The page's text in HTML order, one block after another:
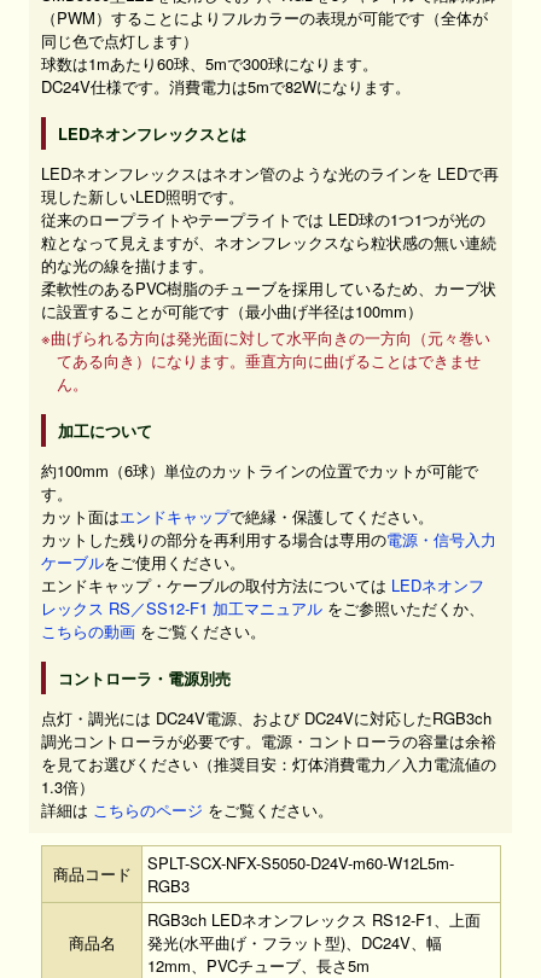
（PWM）することによりフルカラーの表現が可能です（全体が
同じ色で点灯します）
球数は1mあたり60球、5mで300球になります。
DC24V仕様です。消費電力は5mで82Wになります。
LEDネオンフレックスとは
LEDネオンフレックスはネオン管のような光のラインを LEDで再
現した新しいLED照明です。
従来のロープライトやテープライトでは LED球の1つ1つが光の
粒となって見えますが、ネオンフレックスなら粒状感の無い連続
的な光の線を描けます。
柔軟性のあるPVC樹脂のチューブを採用しているため、カーブ状
に設置することが可能です（最小曲げ半径は100mm）
※曲げられる方向は発光面に対して水平向きの一方向（元々巻い
てある向き）になります。垂直方向に曲げることはできませ
ん。
加工について
約100mm（6球）単位のカットラインの位置でカットが可能で
す。
カット面はエンドキャップで絶縁・保護してください。
カットした残りの部分を再利用する場合は専用の電源・信号入力
ケーブルをご使用ください。
エンドキャップ・ケーブルの取付方法については LEDネオンフ
レックス RS／SS12-F1 加工マニュアル をご参照いただくか、
こちらの動画 をご覧ください。
コントローラ・電源別売
点灯・調光には DC24V電源、および DC24Vに対応したRGB3ch
調光コントローラが必要です。電源・コントローラの容量は余裕
を見てお選びください（推奨目安：灯体消費電力／入力電流値の
1.3倍）
詳細は こちらのページ をご覧ください。
商品コード
SPLT-SCX-NFX-S5050-D24V-m60-W12L5m-
RGB3
商品名
RGB3ch LEDネオンフレックス RS12-F1、上面
発光(水平曲げ・フラット型)、DC24V、幅
12mm、PVCチューブ、長さ5m